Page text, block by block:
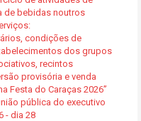
de bebidas noutros
condições de
dos grupos
recintos
provisória e venda
Festa do Caraças 2026”
pública do executivo
- dia 28